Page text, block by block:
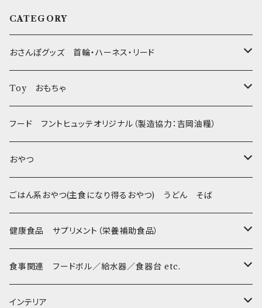
CATEGORY
おさんぽグッズ 首輪・ハーネス・リード
フントヒュッテオリジナル Gold
Sサイズ(テープ幅1.5cm) _ 首輪&リードセット
Sサイズ(テープ幅1.5cm) _ ハーネス&リードセット
フントヒュッテオリジナル Silver(販売終了)
Collar & Leash - XS（超小型犬・幼犬用）
Harness & Leash - XS（超小型犬･幼犬用）
フントヒュッテオリジナル Woven
Harness & Leash - XS
Collar & Leash Set - S
セレクト
幼犬・超小型犬用 _ 幅1.0cm
小型犬用 _ 幅1.5cm
flexi フレキシリード(伸縮リード)
ライト
etc.
Toy おもちゃ
たまごちゃん
BESTEVER / ベストエバー
iDog&iCat
ぬいぐるみ
ラテックスTOY
PomPreece / ポンポリース
デンタル
etc.
BITE ME
フード フントヒュッテオリジナル（製造協力：吉岡油糧）
おやつ
Bon・rupa(ボンルパ)
京
Bonpuchi
職人の味
ジャーキー
和菓子
愛犬の健康おやつ
POCHETINO
ごはん系おやつ(主食になり得るおやつ) うどん そば
健康食品 サプリメント（栄養補助食品）
涙やけ対策
健康維持
食事関連 フードボル／給水器／食器台 etc.
フードボウル
インテリア